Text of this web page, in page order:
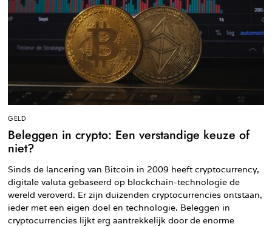
GELD
Beleggen in crypto: Een verstandige keuze of
niet?
Sinds de lancering van Bitcoin in 2009 heeft cryptocurrency,
digitale valuta gebaseerd op blockchain-technologie de
wereld veroverd. Er zijn duizenden cryptocurrencies ontstaan,
ieder met een eigen doel en technologie. Beleggen in
cryptocurrencies lijkt erg aantrekkelijk door de enorme